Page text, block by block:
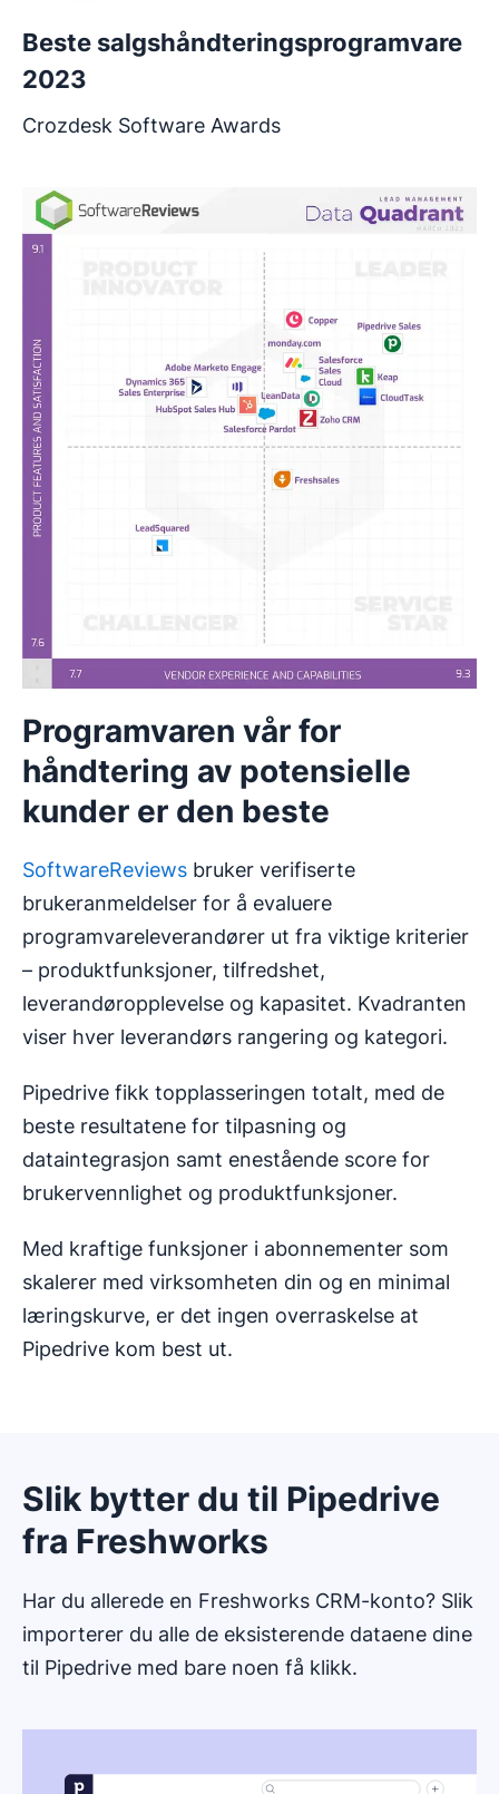
Beste salgshåndteringsprogramvare
2023
Crozdesk Software Awards
Programvaren vår for
håndtering av potensielle
kunder er den beste
SoftwareReviews bruker verifiserte
brukeranmeldelser for å evaluere
programvareleverandører ut fra viktige kriterier
– produktfunksjoner, tilfredshet,
leverandøropplevelse og kapasitet. Kvadranten
viser hver leverandørs rangering og kategori.
Pipedrive fikk topplasseringen totalt, med de
beste resultatene for tilpasning og
dataintegrasjon samt enestående score for
brukervennlighet og produktfunksjoner.
Med kraftige funksjoner i abonnementer som
skalerer med virksomheten din og en minimal
læringskurve, er det ingen overraskelse at
Pipedrive kom best ut.
Slik bytter du til Pipedrive
fra Freshworks
Har du allerede en Freshworks CRM-konto? Slik
importerer du alle de eksisterende dataene dine
til Pipedrive med bare noen få klikk.